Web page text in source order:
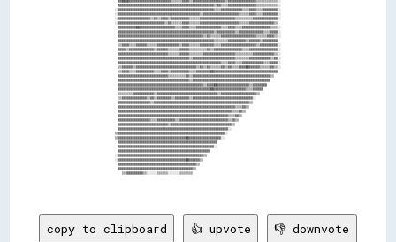
copy to clipboard 👍 upvote 👎 downvote